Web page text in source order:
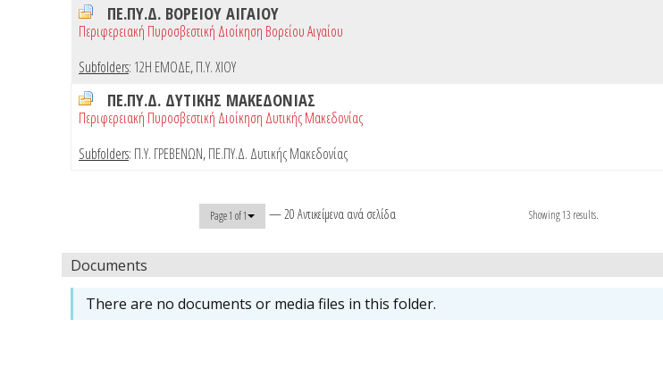
ΠΕ.ΠΥ.Δ. ΒΟΡΕΙΟΥ ΑΙΓΑΙΟΥ
Περιφερειακή Πυροσβεστική Διοίκηση Βορείου Αιγαίου
Subfolders: 12Η ΕΜΟΔΕ,Π.Υ. ΧΙΟΥ
ΠΕ.ΠΥ.Δ. ΔΥΤΙΚΗΣ ΜΑΚΕΔΟΝΙΑΣ
Περιφερειακή Πυροσβεστική Διοίκηση Δυτικής Μακεδονίας
Subfolders: Π.Υ. ΓΡΕΒΕΝΩΝ,ΠΕ.ΠΥ.Δ. Δυτικής Μακεδονίας
Page 1 of 1 — 20 Αντικείμενα ανά σελίδα Showing 13 results.
Documents
There are no documents or media files in this folder.